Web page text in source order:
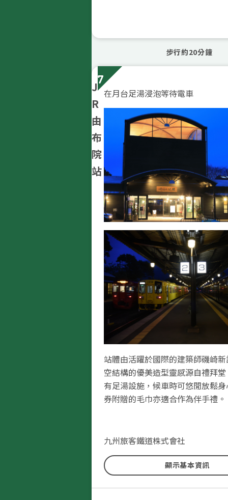
步行約20分鐘
7
J
R
由
布
院
站
在月台足湯浸泡等待電車
站體由活躍於國際的建築師磯崎
空結構的優美造型靈感源自禮拜
有足湯設施，候車時可悠閒放鬆
券附贈的毛巾亦適合作為伴手禮。
九州旅客鐵道株式會社
顯示基本資訊